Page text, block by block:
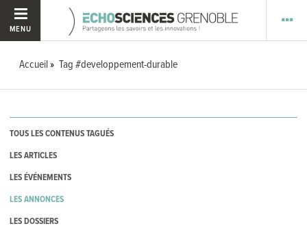
MENU
Accueil Tag #developpement-durable
TOUS LES CONTENUS TAGUÉS
LES ARTICLES
LES ÉVÉNEMENTS
LES ANNONCES
LES DOSSIERS